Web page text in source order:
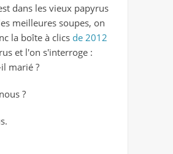
dans les vieux papyrus
meilleures soupes, on
la boîte à clics de 2012
et l'on s'interroge :
marié ?
?